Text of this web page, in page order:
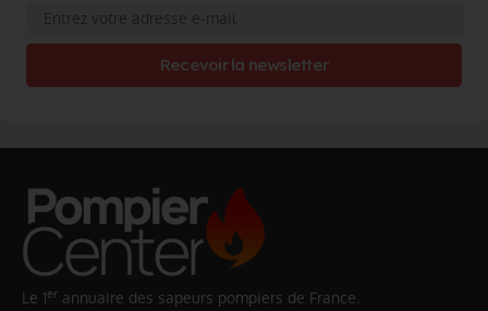
Recevoir la newsletter
Le 1er annuaire des sapeurs pompiers de France.